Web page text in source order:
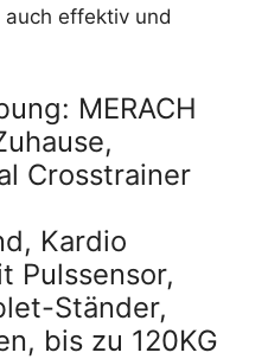
effektiv und
MERACH
Crosstrainer
Kardio
Pulssensor,
Ständer,
bis zu 120KG